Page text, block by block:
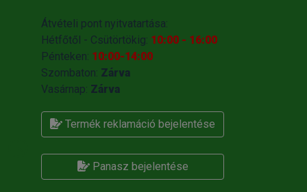
Átvételi pont nyitvatartása:
Hétfőtől - Csütörtökig: 10:00 - 16:00
Pénteken: 10:00-14:00
Szombaton: Zárva
Vasárnap: Zárva
Termék reklamáció bejelentése
Panasz bejelentése